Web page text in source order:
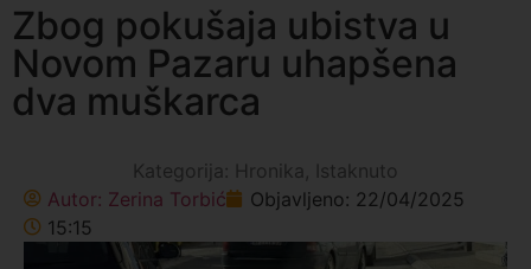
Zbog pokušaja ubistva u
Novom Pazaru uhapšena
dva muškarca
Kategorija: Hronika
Istaknuto
Autor: Zerina Torbić Objavljeno: 22/04/2025
15:15